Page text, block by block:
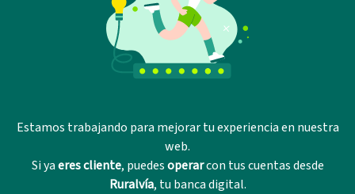
Estamos trabajando para mejorar tu experiencia en nuestra
web.
Si yaeres cliente, puedesoperarcon tus cuentas desde
Ruralvía, tu banca digital.